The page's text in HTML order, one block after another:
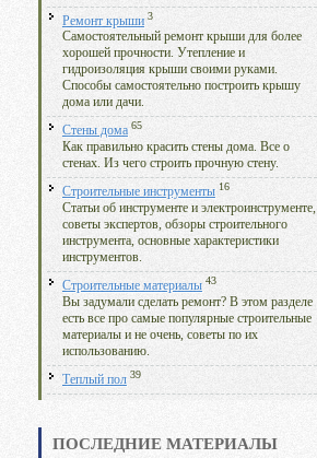
Ремонт крыши 3
Самостоятельный ремонт крыши для более
хорошей прочности. Утепление и
гидроизоляция крыши своими руками.
Способы самостоятельно построить крышу
дома или дачи.
Стены дома 65
Как правильно красить стены дома. Все о
стенах. Из чего строить прочную стену.
Строительные инструменты 16
Статьи об инструменте и электроинструменте,
советы экспертов, обзоры строительного
инструмента, основные характеристики
инструментов.
Строительные материалы 43
Вы задумали сделать ремонт? В этом разделе
есть все про самые популярные строительные
материалы и не очень, советы по их
использованию.
Теплый пол 39
ПОСЛЕДНИЕ МАТЕРИАЛЫ